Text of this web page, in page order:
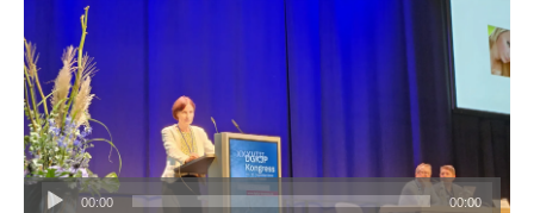
Audio-00:00 00:00